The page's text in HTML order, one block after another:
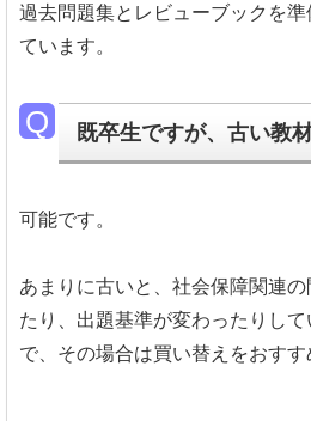
過去問題集とレビューブックを
ています。
既卒生ですが、古い教
可能です。
あまりに古いと、社会保障関連
たり、出題基準が変わったりし
で、その場合は買い替えをおすす